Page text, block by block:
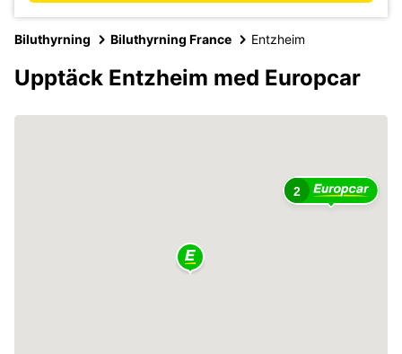
Biluthyrning Biluthyrning France Entzheim
Upptäck Entzheim med Europcar
2